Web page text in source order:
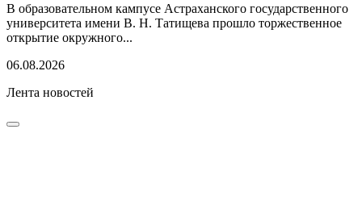
В образовательном кампусе Астраханского государственного
университета имени В. Н. Татищева прошло торжественное
открытие окружного...
06.08.2026
Лента новостей